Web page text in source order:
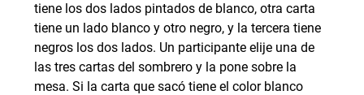
tiene los dos lados pintados de blanco, otra carta
tiene un lado blanco y otro negro, y la tercera tiene
negros los dos lados. Un participante elije una de
las tres cartas del sombrero y la pone sobre la
mesa. Si la carta que sacó tiene el color blanco